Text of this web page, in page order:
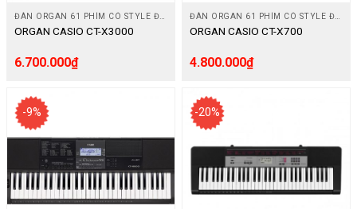
0943.633.281 CHAT ZALO
ĐÀN ORGAN 61 PHÍM CÓ STYLE ĐỆM
ORGAN CASIO CT-X3000
6.700.000₫
ĐÀN ORGAN 61 PHÍM CÓ STYLE ĐỆM
ORGAN CASIO CT-X700
4.800.000₫
-9% -20%